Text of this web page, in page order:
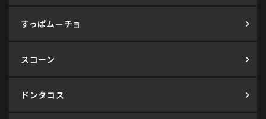
すっぱムーチョ
スコーン
ドンタコス